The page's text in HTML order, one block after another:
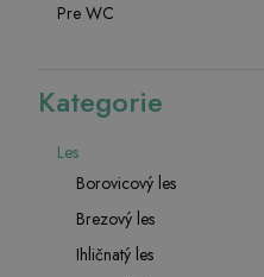
Pre WC
Kategorie
Les
Borovicový les
Brezový les
Ihličnatý les